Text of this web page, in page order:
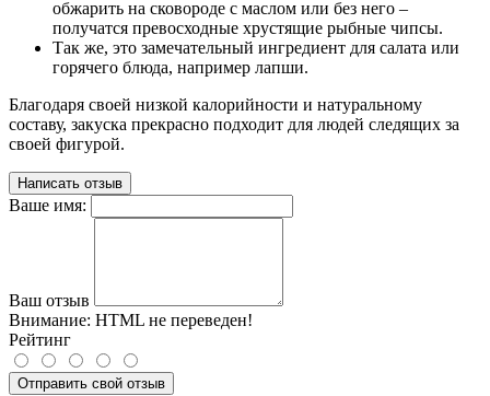
обжарить на сковороде с маслом или без него –
получатся превосходные хрустящие рыбные чипсы.
Так же, это замечательный ингредиент для салата или
горячего блюда, например лапши.
Благодаря своей низкой калорийности и натуральному
составу, закуска прекрасно подходит для людей следящих за
своей фигурой.
Написать отзыв
Ваше имя:
Ваш отзыв
Внимание: HTML не переведен!
Рейтинг
Отправить свой отзыв